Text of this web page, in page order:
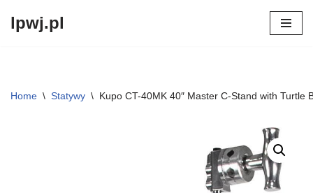
lpwj.pl
Home \ Statywy \ Kupo CT-40MK 40″ Master C-Stand with